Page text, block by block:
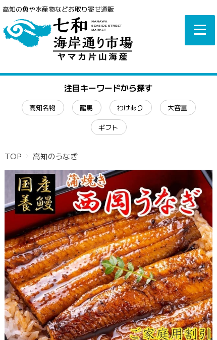
高知の魚や水産物などお取り寄せ通販
注目キーワードから探す
高知名物 龍馬 わけあり 大容量
ギフト
TOP 高知のうなぎ